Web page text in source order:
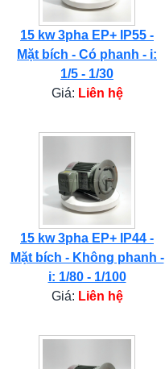
15 kw 3pha EP+ IP55 -
Mặt bích - Có phanh - i:
1/5 - 1/30
Giá: Liên hệ
15 kw 3pha EP+ IP44 -
Mặt bích - Không phanh -
i: 1/80 - 1/100
Giá: Liên hệ